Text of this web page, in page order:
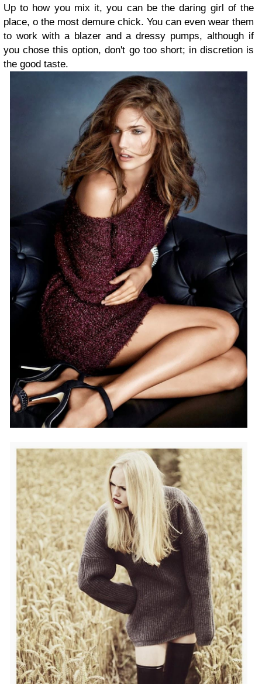
Up to how you mix it, you can be the daring girl of the
place, o the most demure chick. You can even wear them
to work with a blazer and a dressy pumps, although if
you chose this option, don't go too short; in discretion is
the good taste.